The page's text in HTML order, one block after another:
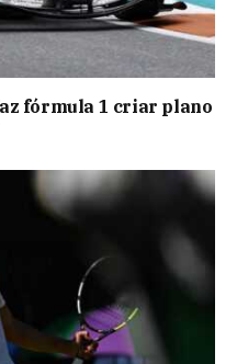
fórmula 1 criar plano